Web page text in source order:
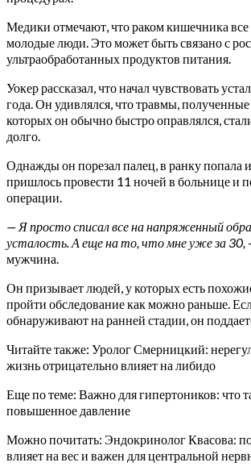
Медики отмечают, что раком кишечника все
молодые люди. Это может быть связано с
ультраобработанных продуктов питания.
Уокер рассказал, что начал чувствовать
года. Он удивлялся, что травмы, полученные
которых он обычно быстро оправлялся,
долго.
Однажды он порезал палец, в ранку попала
пришлось провести 11 ночей в больнице и
операции.
— Я просто списал все на напряженный
усталость. А еще на то, что мне уже за 30,
мужчина.
Он призывает людей, у которых есть
пройти обследование как можно раньше.
обнаруживают на ранней стадии, он
Читайте также: Уролог Смерницкий:
жизнь отрицательно влияет на либидо
Еще по теме: Важно для гипертоников: что
повышенное давление
Можно почитать: Эндокринолог Квасова:
влияет на вес и важен для центральной